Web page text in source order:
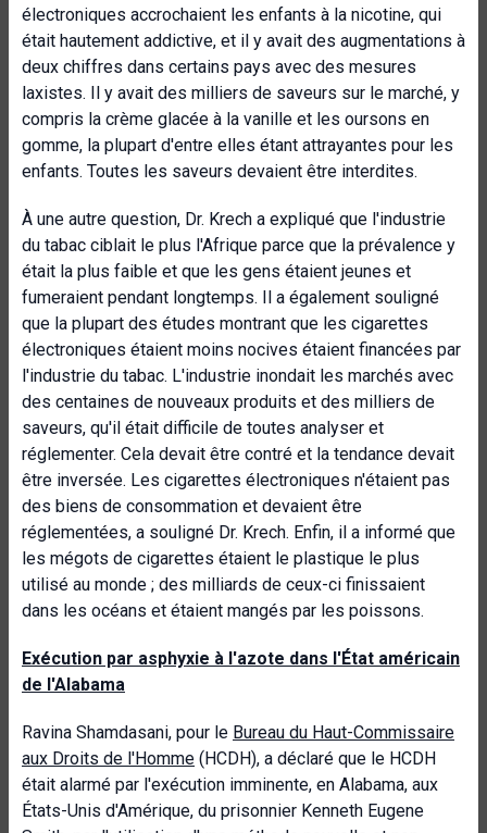
électroniques accrochaient les enfants à la nicotine, qui
était hautement addictive, et il y avait des augmentations à
deux chiffres dans certains pays avec des mesures
laxistes. Il y avait des milliers de saveurs sur le marché, y
compris la crème glacée à la vanille et les oursons en
gomme, la plupart d'entre elles étant attrayantes pour les
enfants. Toutes les saveurs devaient être interdites.
À une autre question, Dr. Krech a expliqué que l'industrie
du tabac ciblait le plus l'Afrique parce que la prévalence y
était la plus faible et que les gens étaient jeunes et
fumeraient pendant longtemps. Il a également souligné
que la plupart des études montrant que les cigarettes
électroniques étaient moins nocives étaient financées par
l'industrie du tabac. L'industrie inondait les marchés avec
des centaines de nouveaux produits et des milliers de
saveurs, qu'il était difficile de toutes analyser et
réglementer. Cela devait être contré et la tendance devait
être inversée. Les cigarettes électroniques n'étaient pas
des biens de consommation et devaient être
réglementées, a souligné Dr. Krech. Enfin, il a informé que
les mégots de cigarettes étaient le plastique le plus
utilisé au monde ; des milliards de ceux-ci finissaient
dans les océans et étaient mangés par les poissons.
Exécution par asphyxie à l'azote dans l'État américain
de l'Alabama
Ravina Shamdasani, pour le Bureau du Haut-Commissaire
aux Droits de l'Homme (HCDH), a déclaré que le HCDH
était alarmé par l'exécution imminente, en Alabama, aux
États-Unis d'Amérique, du prisonnier Kenneth Eugene